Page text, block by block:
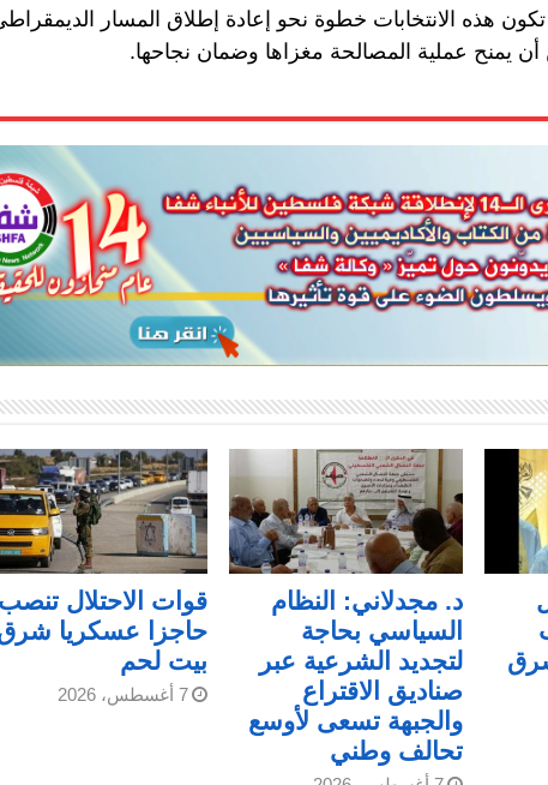
هذه الانتخابات خطوة نحو إعادة إطلاق المسار
يمنح عملية المصالحة مغزاها وضمان نجاحها.
د. مجدلاني: النظام
السياسي بحاجة
لتجديد الشرعية عبر
صناديق الاقتراع
والجبهة تسعى لأوسع
تحالف وطني
قوات الاحتلال تنصب
حاجزا عسكريا
بيت لحم
7 أغسطس، 2026